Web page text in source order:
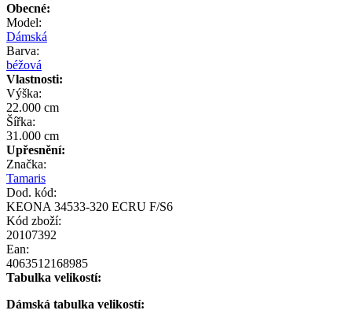
Obecné:
Model:
Dámská
Barva:
béžová
Vlastnosti:
Výška:
22.000 cm
Šířka:
31.000 cm
Upřesnění:
Značka:
Tamaris
Dod. kód:
KEONA 34533-320 ECRU F/S6
Kód zboží:
20107392
Ean:
4063512168985
Tabulka velikostí:
Dámská tabulka velikostí: